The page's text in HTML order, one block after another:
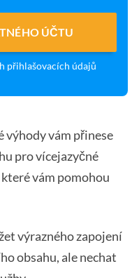
ÚČTU
přihlašovacích údajů
výhody vám přinese
pro vícejazyčné
vám pomohou
výrazného zapojení
obsahu, ale nechat